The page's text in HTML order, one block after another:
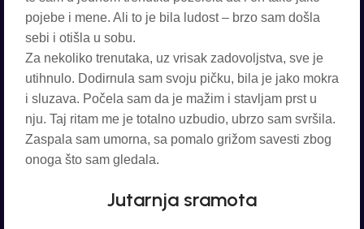
pojebe i mene. Ali to je bila ludost – brzo sam došla
sebi i otišla u sobu.
Za nekoliko trenutaka, uz vrisak zadovoljstva, sve je
utihnulo. Dodirnula sam svoju pičku, bila je jako mokra
i sluzava. Počela sam da je mažim i stavljam prst u
nju. Taj ritam me je totalno uzbudio, ubrzo sam svršila.
Zaspala sam umorna, sa pomalo grižom savesti zbog
onoga što sam gledala.
Jutarnja sramota